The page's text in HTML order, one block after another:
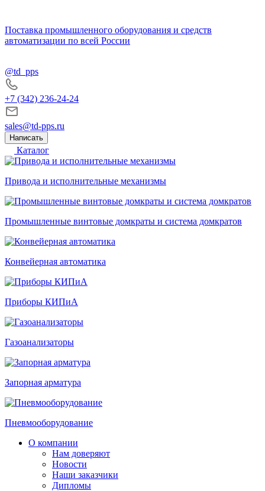
Поставка промышленного оборудования и средств
автоматизации по всей России
@td_pps
+7 (342) 236-24-24
sales@td-pps.ru
Написать
Каталог
Привода и исполнительные механизмы
Промышленные винтовые домкраты и система домкратов
Конвейерная автоматика
Приборы КИПиА
Газоанализаторы
Запорная арматура
Пневмооборудование
О компании
Нам доверяют
Новости
Наши заказчики
Дипломы